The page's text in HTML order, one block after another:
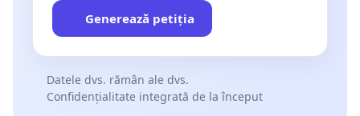
Generează petiția
Datele dvs. rămân ale dvs.
Confidențialitate integrată de la început